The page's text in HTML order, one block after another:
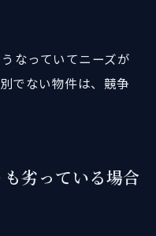
なっていてニーズが
でない物件は、競争
劣っている場合